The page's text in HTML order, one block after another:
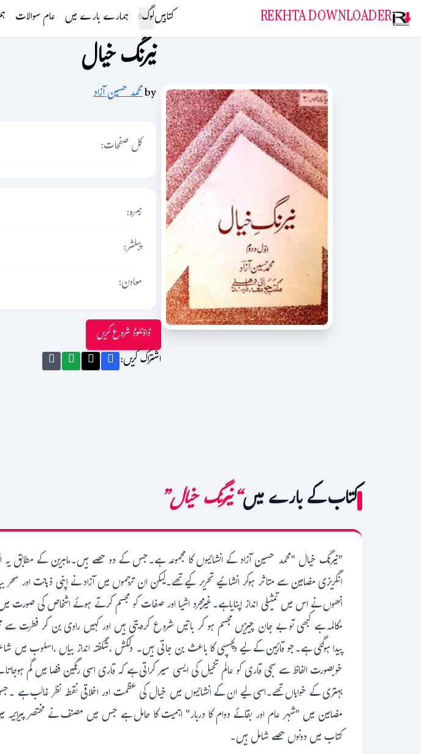
REKHTA DOWNLOADER کتابیںلوگ ہمارے بارے میں عام سوالات
نیرنگ خیال
byمحمد حسین آزاد
کل صفحات:
زمرہ:
پبلشر:
معاون:
ڈاؤنلوڈ شروع کریں
اشتراک کریں:
کتاب کے بارے میں“نیرنگ خیال”
"نیرنگ خیال "محمد حسین آزاد کے انشائیوں کا مجموعہ ہے۔جس کے دو حصے ہیں۔ماہرین کے مطابق
انگریزی مضامین سے متاثر ہوکر انشائیے تحریر کیے تھے۔لیکن ان ترجموں میں آزاد نے اپنی ذہانت اور
انھوں نے اس میں تمثیلی انداز اپنایاہے۔غیرمجرد اشیا اور صفات کو مجسم کرتے ہوئے اشخاص کی
مکالمہ ہے کبھی تو بے جان چیزیں مجسم ہو کر باتیں شروع کردیتی ہیں اور کہیں راوی بن کر فطرت
پیدا ہوگئی ہے۔جو قارئین کے لیے دلچسپی کا باعث بن جاتی ہیں۔ دلکش ،شگفتہ انداز بیاں ،اسلوب میں
خوبصورت الفاظ سے سجی قاری کو عالم تخیل کی ایسی سیر کراتی ہے کہ قاری اسی رنگین فضا میں گم
بہتری کے خواہاں تھے۔اسی لیے ان کے انشائیوں میں خیال کی عظمت اور اخلاقی نقطہ نظر غالب ہے
مضامین میں "شہر عام اور بقائے دوام کا دربار" اہمیت کا حامل ہے جس میں مصنف نے مختصر
کتاب میں دونوں حصے شامل ہیں۔